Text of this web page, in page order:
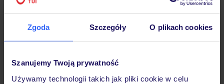
Zgoda Szczegóły O plikach cookies
Szanujemy Twoją prywatność
Używamy technologii takich jak pliki cookie w celu